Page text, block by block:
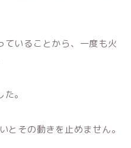
ていることから、一度も火
。
とその動きを止めません。